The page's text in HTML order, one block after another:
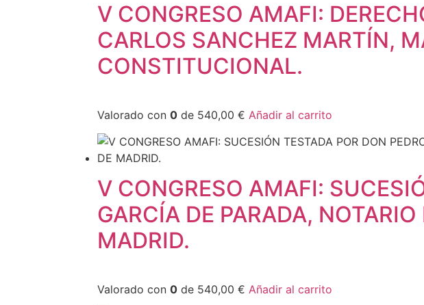
V CONGRESO AMAFI:
CARLOS SANCHEZ MARTÍN,
CONSTITUCIONAL.
Valorado con 0 de 540,00 € Añadir al carrito
V CONGRESO AMAFI:
GARCÍA DE PARADA,
MADRID.
Valorado con 0 de 540,00 € Añadir al carrito